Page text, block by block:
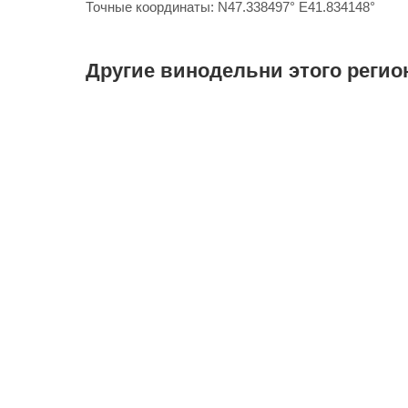
Точные координаты: N47.338497° E41.834148°
Другие винодельни этого